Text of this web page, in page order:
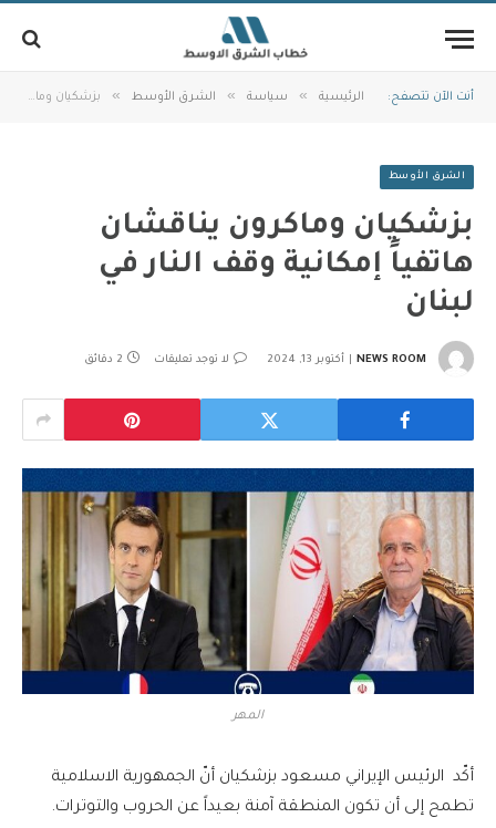
أنت الآن تتصفح: الرئيسية » سياسة » الشرق الأوسط » بزشكيان وماكرون يناقشان هاتفياً إمكانية وقف النار في لبنان
الشرق الأوسط
بزشكيان وماكرون يناقشان
هاتفياً إمكانية وقف النار في
لبنان
NEWS ROOM أكتوبر 13, 2024 لا توجد تعليقات 2 دقائق
المهر
أكّد الرئيس الإيراني مسعود بزشكيان أنّ الجمهورية الاسلامية
تطمح إلى أن تكون المنطقة آمنة بعيداً عن الحروب والتوترات.